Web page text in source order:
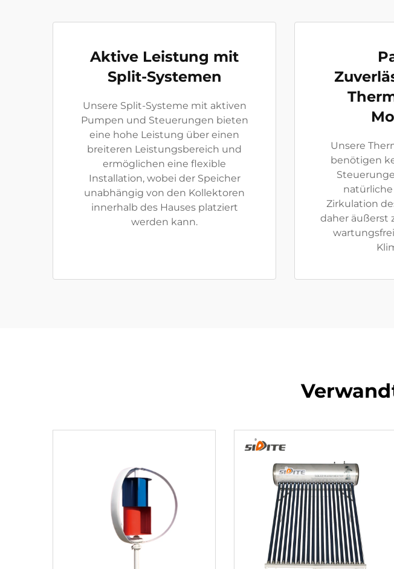
Aktive Leistung mit
Split-Systemen
Unsere Split-Systeme mit aktiven
Pumpen und Steuerungen bieten
eine hohe Leistung über einen
breiteren Leistungsbereich und
ermöglichen eine flexible
Installation, wobei der Speicher
unabhängig von den Kollektoren
innerhalb des Hauses platziert
werden kann.
Unsere
benötigen
Zirkulation
daher äußerst